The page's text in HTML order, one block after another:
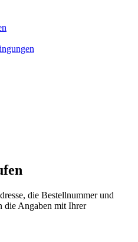
die Bestellnummer und
die Angaben mit Ihrer